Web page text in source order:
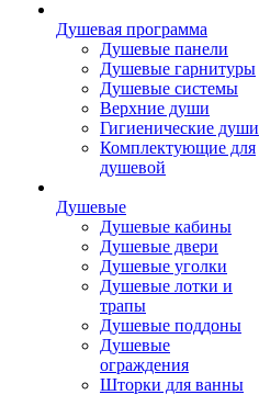
Душевая программа
Душевые панели
Душевые гарнитуры
Душевые системы
Верхние души
Гигиенические души
Комплектующие для
душевой
Душевые
Душевые кабины
Душевые двери
Душевые уголки
Душевые лотки и
трапы
Душевые поддоны
Душевые
ограждения
Шторки для ванны